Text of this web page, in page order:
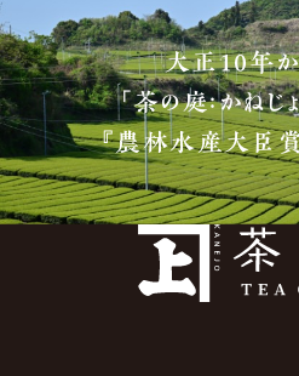
大正10年か
「茶の庭：かねじ
『農林水産大臣